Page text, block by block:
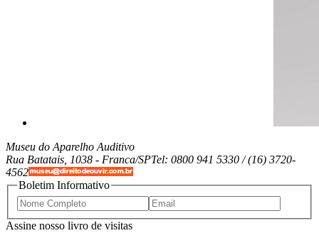
Museu do Aparelho Auditivo
Rua Batatais, 1038 - Franca/SPTel: 0800 941 5330 / (16) 3720-
4562
Boletim Informativo
Assine nosso livro de visitas